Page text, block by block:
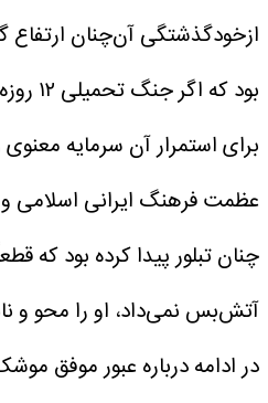
ازخودگذشتگی آن‌چنان ارتفاع
بود
برای استمرار آن سرمایه
عظمت فرهنگ ایرانی اسلامی
چنان تبلور پیدا کرده بود که
آتش‌بس نمی‌داد، او را محو و
در ادامه درباره عبور موفق